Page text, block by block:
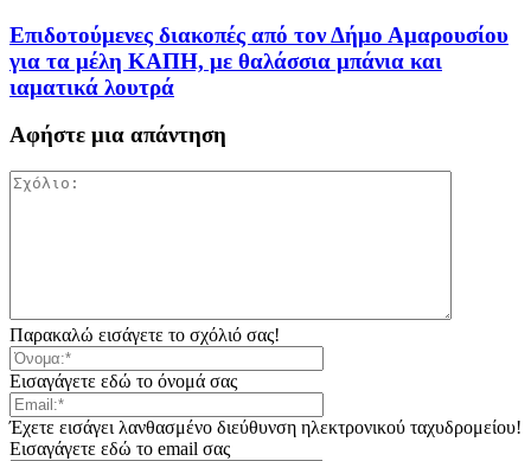
Επιδοτούμενες διακοπές από τον Δήμο Αμαρουσίου
για τα μέλη ΚΑΠΗ, με θαλάσσια μπάνια και
ιαματικά λουτρά
Αφήστε μια απάντηση
Παρακαλώ εισάγετε το σχόλιό σας!
Εισαγάγετε εδώ το όνομά σας
Έχετε εισάγει λανθασμένο διεύθυνση ηλεκτρονικού ταχυδρομείου!
Εισαγάγετε εδώ το email σας